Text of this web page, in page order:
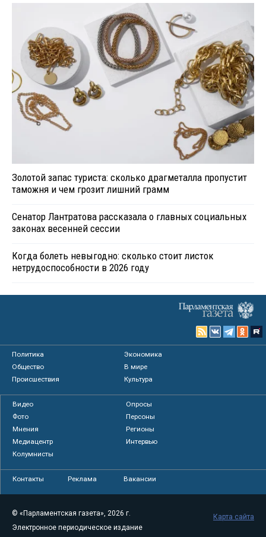
Золотой запас туриста: сколько драгметалла пропустит
таможня и чем грозит лишний грамм
Сенатор Лантратова рассказала о главных социальных
законах весенней сессии
Когда болеть невыгодно: сколько стоит листок
нетрудоспособности в 2026 году
Политика
Экономика
Общество
В мире
Происшествия
Культура
Видео
Опросы
Фото
Персоны
Мнения
Регионы
Медиацентр
Интервью
Колумнисты
Контакты Реклама Вакансии
© «Парламентская газета», 2026 г.
Электронное периодическое издание
Карта сайта